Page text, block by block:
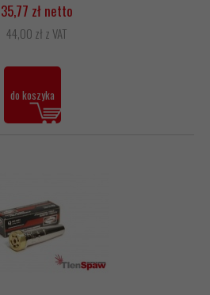
35,77 zł netto
44,00 zł z VAT
do koszyka